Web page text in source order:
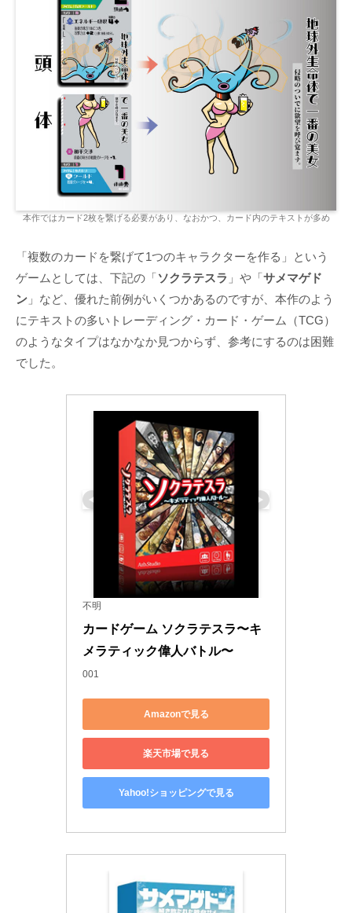
本作ではカード2枚を繋げる必要があり、なおかつ、カード内のテキストが多め
「複数のカードを繋げて1つのキャラクターを作る」という
ゲームとしては、下記の「ソクラテスラ 」や「サメマゲド
ン 」など、優れた前例がいくつかあるのですが、本作のよう
にテキストの多いトレーディング・カード・ゲーム（TCG）
のようなタイプはなかなか見つからず、参考にするのは困難
でした。
不明
カードゲーム ソクラテスラ〜キ
メラティック偉人バトル〜
001
Amazonで見る
楽天市場で見る
Yahoo!ショッピングで見る